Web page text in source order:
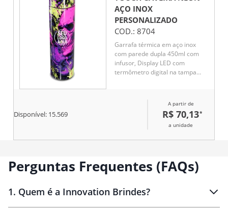
AÇO INOX
PERSONALIZADO
COD.: 8704
Garrafa térmica em aço inox
com parede dupla 450ml com
infusor, Display LED com
termômetro digital na tampa
Disponível: 15.569
A partir de
R$ 70,13*
a unidade
Perguntas Frequentes (FAQs)
1. Quem é a Innovation Brindes?